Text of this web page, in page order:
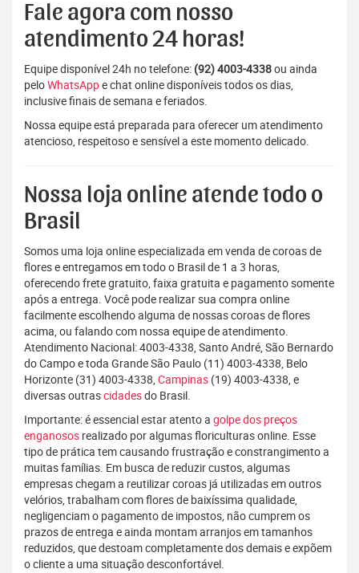
Fale agora com nosso
atendimento 24 horas!
Equipe disponível 24h no telefone: (92) 4003-4338ou ainda
peloWhatsAppe chat online disponíveis todos os dias,
inclusive finais de semana e feriados.
Nossa equipe está preparada para oferecer um atendimento
atencioso, respeitoso e sensível a este momento delicado.
Nossa loja online atende todo o
Brasil
Somos uma loja online especializada em venda de coroas de
flores e entregamos em todo o Brasil de 1 a 3 horas,
oferecendo frete gratuito, faixa gratuita e pagamento somente
após a entrega. Você pode realizar sua compra online
facilmente escolhendo alguma de nossas coroas de flores
acima, ou falando com nossa equipe de atendimento.
Atendimento Nacional: 4003-4338, Santo André, São Bernardo
do Campo e toda Grande São Paulo (11) 4003-4338, Belo
Horizonte (31) 4003-4338, Campinas (19) 4003-4338, e
diversas outrascidadesdo Brasil.
Importante: é essencial estar atento a golpe dos preços
enganosos realizado por algumas floriculturas online. Esse
tipo de prática tem causando frustração e constrangimento a
muitas famílias. Em busca de reduzir custos, algumas
empresas chegam a reutilizar coroas já utilizadas em outros
velórios, trabalham com flores de baixíssima qualidade,
negligenciam o pagamento de impostos, não cumprem os
prazos de entrega e ainda montam arranjos em tamanhos
reduzidos, que destoam completamente dos demais e expõem
o cliente a uma situação desconfortável.